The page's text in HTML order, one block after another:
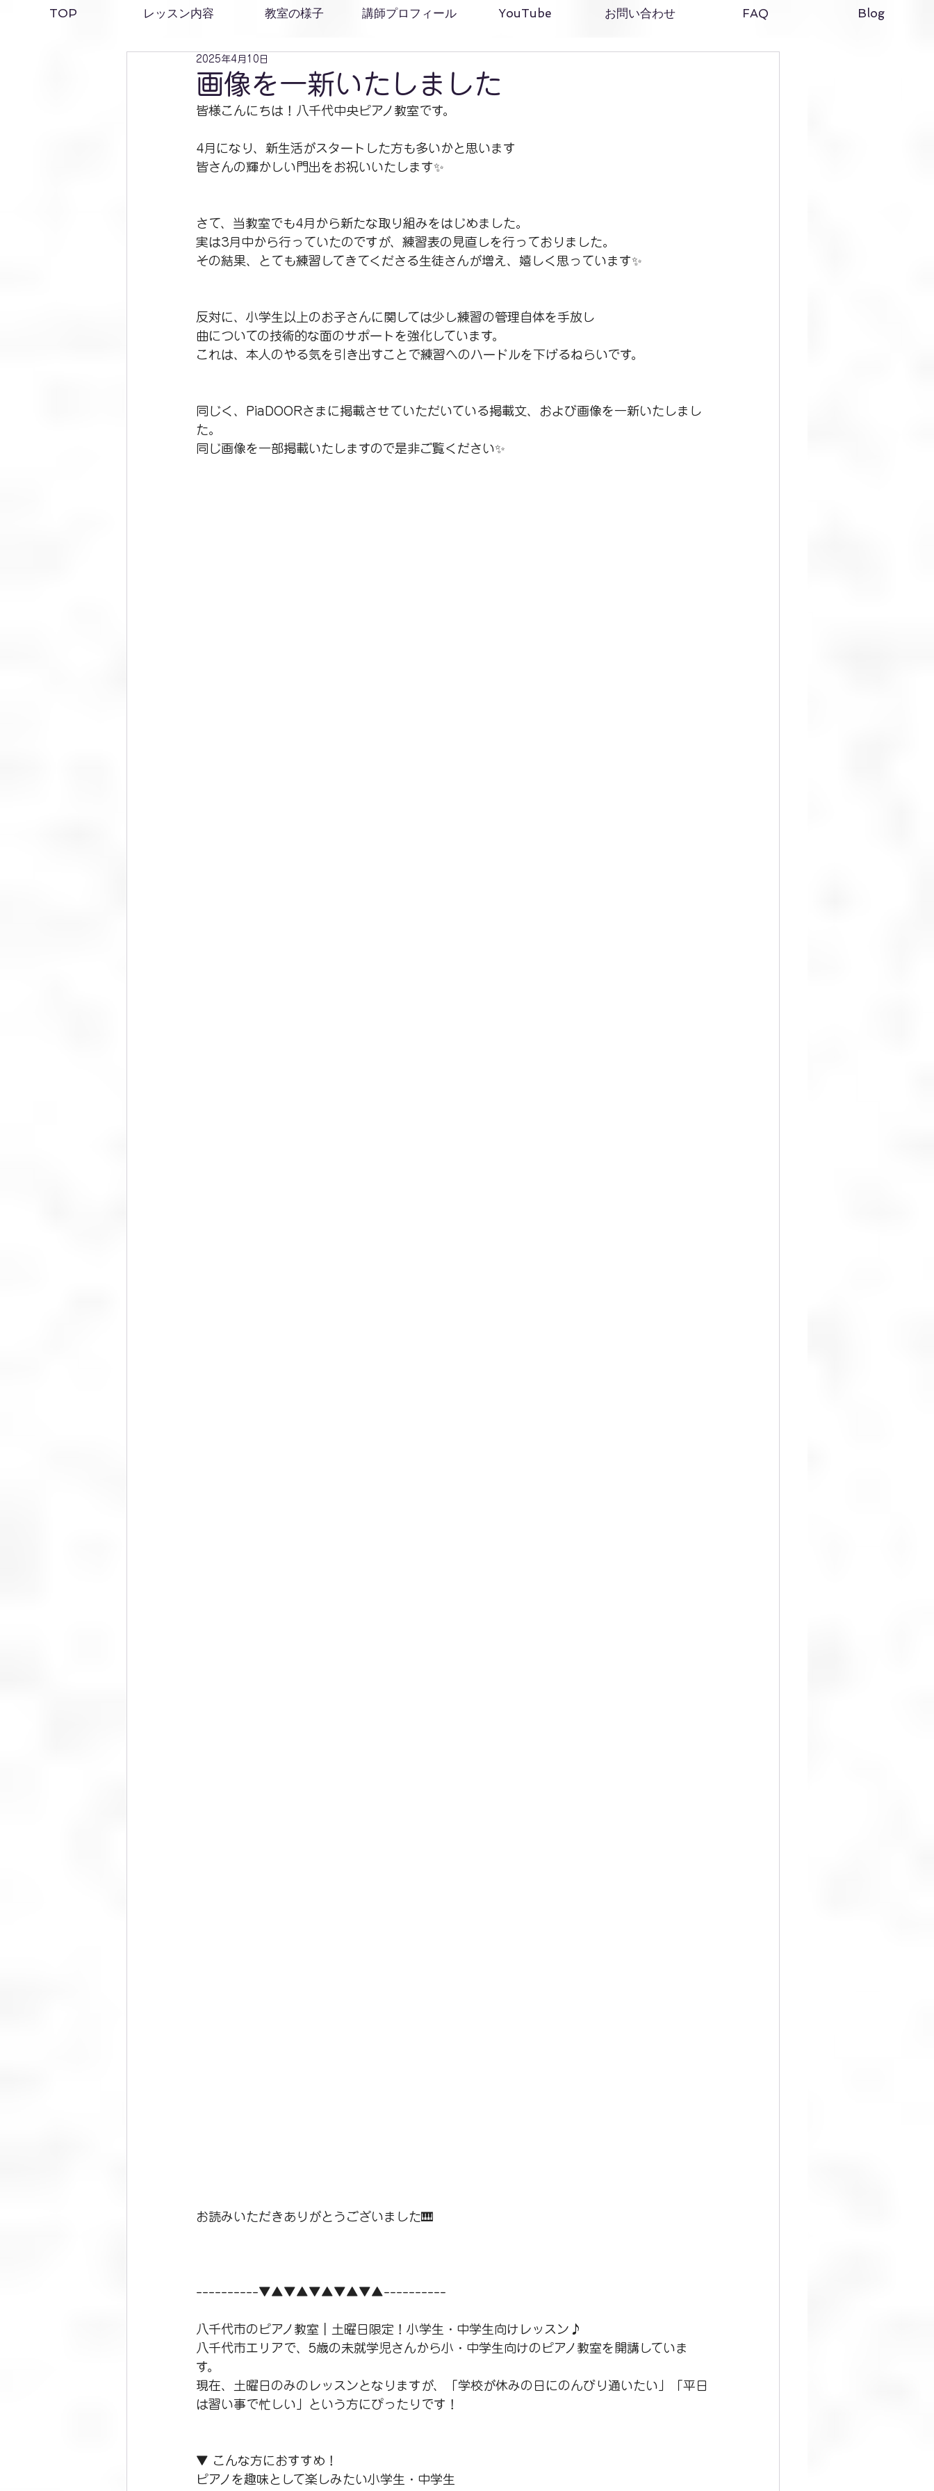
TOP レッスン内容 教室の様子 講師プロフィール YouTube お問い合わせ FAQ Blog
画像を一新いたしました
2025年4月10日
皆様こんにちは！八千代中央ピアノ教室です。
4月になり、新生活がスタートした方も多いかと思います
皆さんの輝かしい門出をお祝いいたします✨
さて、当教室でも4月から新たな取り組みをはじめました。
実は3月中から行っていたのですが、練習表の見直しを行っておりました。
その結果、とても練習してきてくださる生徒さんが増え、嬉しく思っています✨
反対に、小学生以上のお子さんに関しては少し練習の管理自体を手放し
曲についての技術的な面のサポートを強化しています。
これは、本人のやる気を引き出すことで練習へのハードルを下げるねらいです。
同じく、PiaDOORさまに掲載させていただいている掲載文、および画像を一新いたしまし
た。
同じ画像を一部掲載いたしますので是非ご覧ください✨
お読みいただきありがとうございました🎹
----------▼▲▼▲▼▲▼▲▼▲----------
八千代市のピアノ教室｜土曜日限定！小学生・中学生向けレッスン♪
八千代市エリアで、5歳の未就学児さんから小・中学生向けのピアノ教室を開講していま
す。
現在、土曜日のみのレッスンとなりますが、「学校が休みの日にのんびり通いたい」「平日
は習い事で忙しい」という方にぴったりです！
▼ こんな方におすすめ！
ピアノを趣味として楽しみたい小学生・中学生